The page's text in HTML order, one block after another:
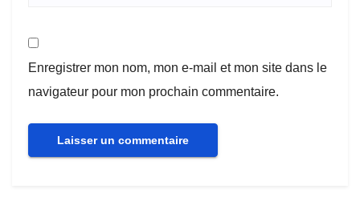
Enregistrer mon nom, mon e-mail et mon site dans le
navigateur pour mon prochain commentaire.